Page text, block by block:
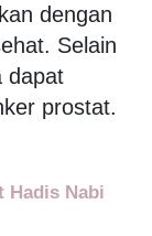
dengan
Selain
dapat
prostat.
Hadis Nabi